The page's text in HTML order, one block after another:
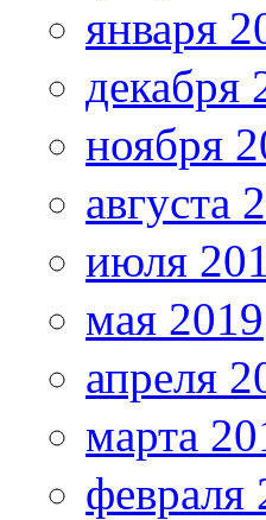
января
декабря
ноября
августа
июля
мая 2019
апреля
марта
февраля